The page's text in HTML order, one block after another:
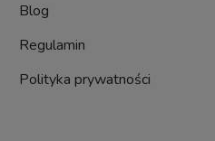
Blog
Regulamin
Polityka prywatności